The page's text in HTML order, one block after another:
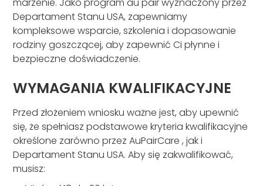
Departament Stanu USA, zapewniamy
kompleksowe wsparcie, szkolenia i dopasowanie
rodziny goszczącej, aby zapewnić Ci płynne i
bezpieczne doświadczenie.
WYMAGANIA KWALIFIKACYJNE
Przed złożeniem wniosku ważne jest, aby upewnić
się, że spełniasz podstawowe kryteria kwalifikacyjne
określone zarówno przez AuPairCare , jak i
Departament Stanu USA. Aby się zakwalifikować,
musisz: